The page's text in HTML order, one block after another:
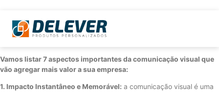
Vamos listar 7 aspectos importantes da comunicação visual que
vão agregar mais valor a sua empresa:
1. Impacto Instantâneo e Memorável: a comunicação visual é uma